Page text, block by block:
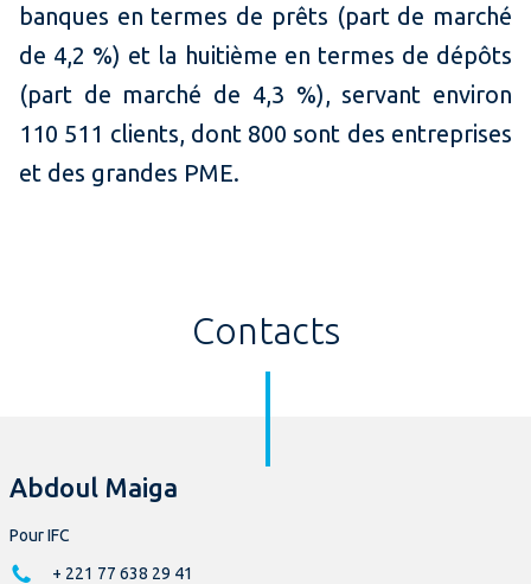
banques en termes de prêts (part de marché
de 4,2 %) et la huitième en termes de dépôts
(part de marché de 4,3 %), servant environ
110 511 clients, dont 800 sont des entreprises
et des grandes PME.
Contacts
Abdoul Maiga
Pour IFC
+ 221 77 638 29 41